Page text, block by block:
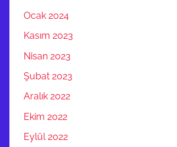
Ocak 2024
Kasım 2023
Nisan 2023
Şubat 2023
Aralık 2022
Ekim 2022
Eylül 2022